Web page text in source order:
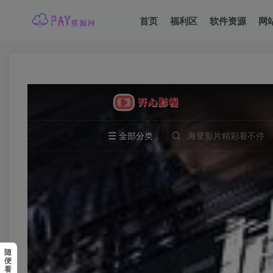
首页 福利区 软件资源 网
随
便
看